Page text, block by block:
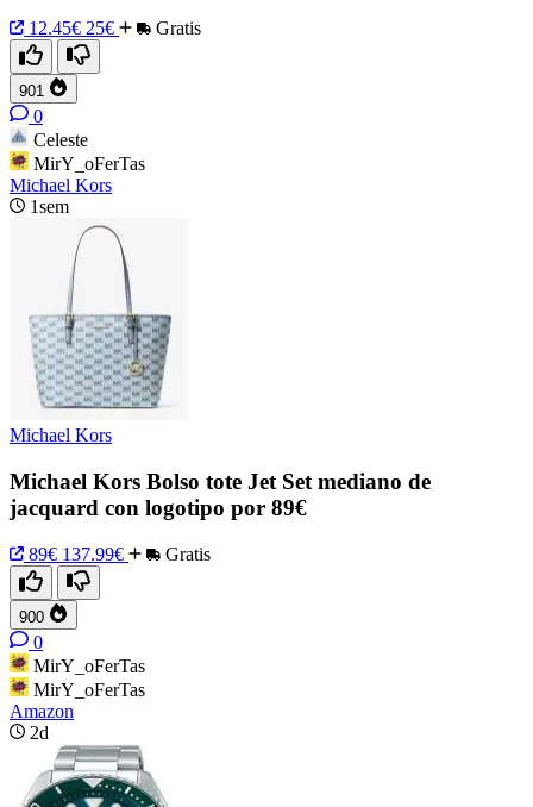
12.45€ 25€ Gratis
901
0
Celeste
MirY_oFerTas
Michael Kors
1sem
Michael Kors
Michael Kors Bolso tote Jet Set mediano de
jacquard con logotipo por 89€
89€ 137.99€ Gratis
900
0
MirY_oFerTas
MirY_oFerTas
Amazon
2d